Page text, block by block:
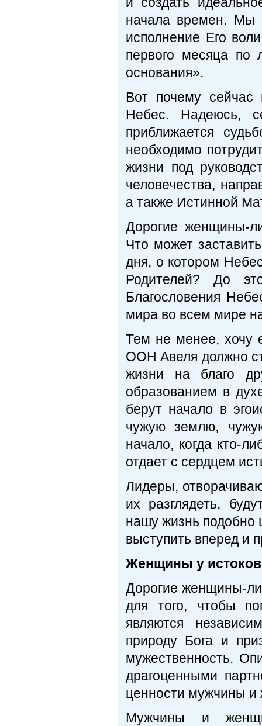
начала времен. Мы
исполнение Его
первого месяца по
основания».
Вот почему сейчас
Небес. Надеюсь,
приближается
необходимо
жизни под
человечества,
а также Истинной
Дорогие женщины-
Что может
дня, о котором
Родителей? До
Благословения
мира во всем мире
Тем не менее, хочу
ООН Авеля должно
жизни на благо
образованием в
берут начало в
чужую землю,
начало, когда кто-
отдает с сердцем
Лидеры,
их разглядеть,
нашу жизнь подобно
выступить вперед и
Женщины у
Дорогие женщины-
для того, чтобы
являются
природу Бога и
мужественность.
драгоценными
ценности мужчины
Мужчины и